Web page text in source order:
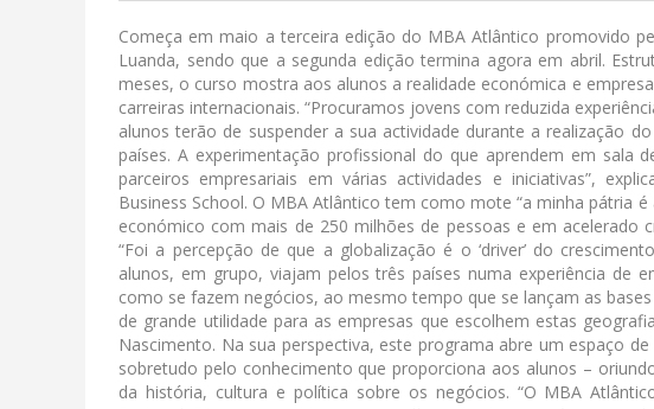
Começa em maio a terceira edição do MBA Atlântico promovido
Luanda, sendo que a segunda edição termina agora em abril.
meses, o curso mostra aos alunos a realidade económica e
carreiras internacionais. “Procuramos jovens com reduzida
alunos terão de suspender a sua actividade durante a realização
países. A experimentação profissional do que aprendem em sala
parceiros empresariais em várias actividades e iniciativas”,
Business School. O MBA Atlântico tem como mote “a minha pátria
económico com mais de 250 milhões de pessoas e em acelerado
“Foi a percepção de que a globalização é o ‘driver’ do
alunos, em grupo, viajam pelos três países numa experiência de
como se fazem negócios, ao mesmo tempo que se lançam as
de grande utilidade para as empresas que escolhem estas
Nascimento. Na sua perspectiva, este programa abre um espaço
sobretudo pelo conhecimento que proporciona aos alunos –
da história, cultura e política sobre os negócios. “O MBA